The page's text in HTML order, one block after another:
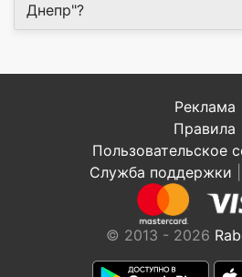
Днепр"?
Реклама
Правила
Пользовательское
Служба поддержки
© 2013 - 2026